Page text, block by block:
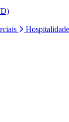
Hospitalidade